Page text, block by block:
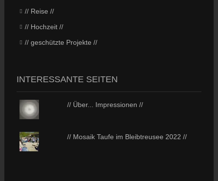
// Reise //
// Hochzeit //
// geschützte Projekte //
INTERESSANTE SEITEN
// Über... Impressionen //
// Mosaik Taufe im Bleibtreusee 2022 //